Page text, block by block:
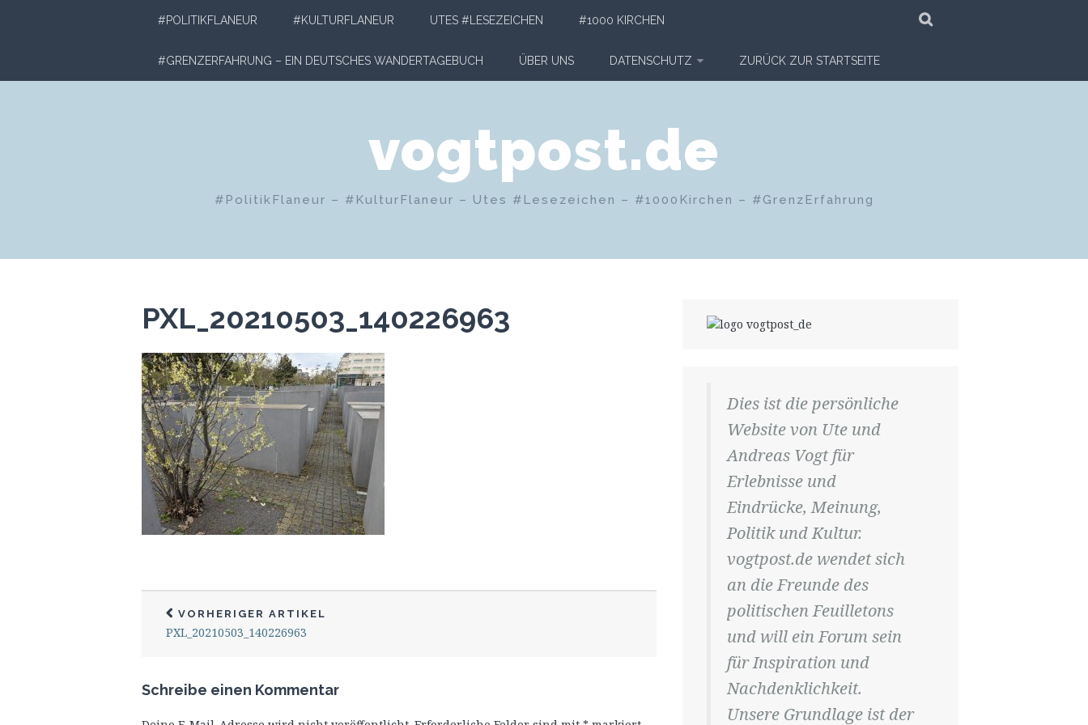
#POLITIKFLANEUR #KULTURFLANEUR UTES #LESEZEICHEN #1000 KIRCHEN
#GRENZERFAHRUNG – EIN DEUTSCHES WANDERTAGEBUCH ÜBER UNS DATENSCHUTZ ZURÜCK ZUR STARTSEITE
vogtpost.de
#PolitikFlaneur – #KulturFlaneur – Utes #Lesezeichen – #1000Kirchen – #GrenzErfahrung
PXL_20210503_140226963
VORHERIGER ARTIKEL
PXL_20210503_140226963
Schreibe einen Kommentar
Dies ist die persönliche
Website von Ute und
Andreas Vogt für
Erlebnisse und
Eindrücke, Meinung,
Politik und Kultur.
vogtpost.de wendet sich
an die Freunde des
politischen Feuilletons
und will ein Forum sein
für Inspiration und
Nachdenklichkeit.
Unsere Grundlage ist der